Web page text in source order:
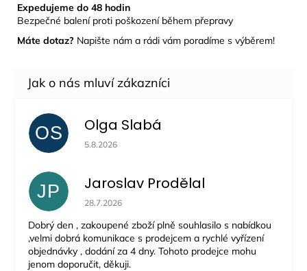
Expedujeme do 48 hodin
Bezpečné balení proti poškození během přepravy
Máte dotaz? Napište nám a rádi vám poradíme s výběrem!
OS Olga Slabá
Hodnocení obchodu je 5 z 5 hvězdiček.
5.8.2026
JP Jaroslav Prodělal
Hodnocení obchodu je 5 z 5 hvězdiček.
28.7.2026
Dobrý den , zakoupené zboží plně souhlasilo s nabídkou
,velmi dobrá komunikace s prodejcem a rychlé vyřízení
objednávky , dodání za 4 dny. Tohoto prodejce mohu
jenom doporučit, děkuji.